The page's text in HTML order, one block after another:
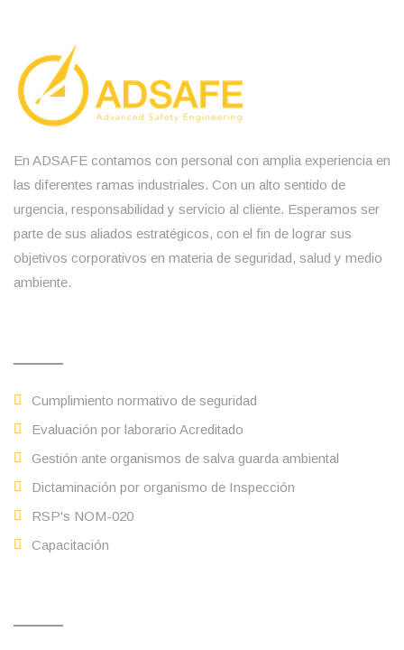
En ADSAFE contamos con personal con amplia experiencia en
las diferentes ramas industriales. Con un alto sentido de
urgencia, responsabilidad y servicio al cliente. Esperamos ser
parte de sus aliados estratégicos, con el fin de lograr sus
objetivos corporativos en materia de seguridad, salud y medio
ambiente.
Cumplimiento normativo de seguridad
Evaluación por laborario Acreditado
Gestión ante organismos de salva guarda ambiental
Dictaminación por organismo de Inspección
RSP's NOM-020
Capacitación